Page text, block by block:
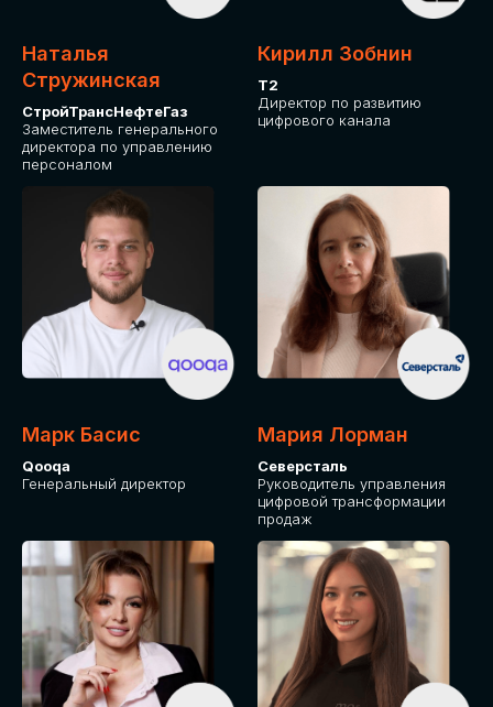
Наталья
Стружинская
СтройТрансНефтеГаз
Заместитель генерального
директора по управлению
персоналом
Кирилл Зобнин
Т2
Директор по развитию
цифрового канала
Марк Басис
Qooqa
Генеральный директор
Мария Лорман
Северсталь
Руководитель управления
цифровой трансформации
продаж
СРЕДИ ПАРТНЕРОВ
МЕРОПРИЯТИЯ
СТАНЬТЕ
ЭКСПОНЕНТОМ
IT Solutions for Business